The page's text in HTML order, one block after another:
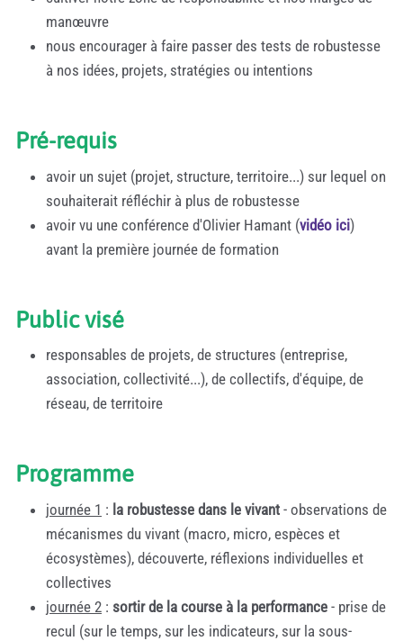
manœuvre
nous encourager à faire passer des tests de robustesse
à nos idées, projets, stratégies ou intentions
Pré-requis
avoir un sujet (projet, structure, territoire...) sur lequel on
souhaiterait réfléchir à plus de robustesse
avoir vu une conférence d'Olivier Hamant (vidéo ici)
avant la première journée de formation
Public visé
responsables de projets, de structures (entreprise,
association, collectivité...), de collectifs, d'équipe, de
réseau, de territoire
Programme
journée 1 : la robustesse dans le vivant - observations de
mécanismes du vivant (macro, micro, espèces et
écosystèmes), découverte, réflexions individuelles et
collectives
journée 2 : sortir de la course à la performance - prise de
recul (sur le temps, sur les indicateurs, sur la sous-